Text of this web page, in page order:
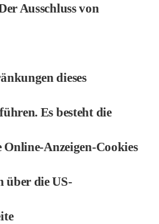
Ausschluss von
dieses
Es besteht die
Anzeigen-Cookies
über die US-